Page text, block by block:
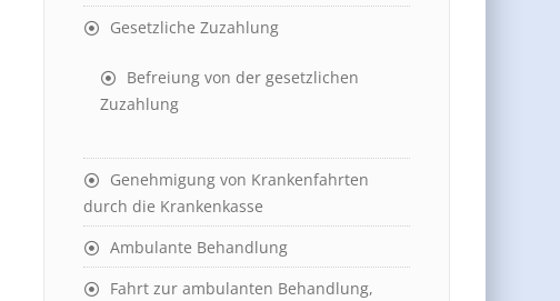
Gesetzliche Zuzahlung
Befreiung von der gesetzlichen
Zuzahlung
Genehmigung von Krankenfahrten
durch die Krankenkasse
Ambulante Behandlung
Fahrt zur ambulanten Behandlung,